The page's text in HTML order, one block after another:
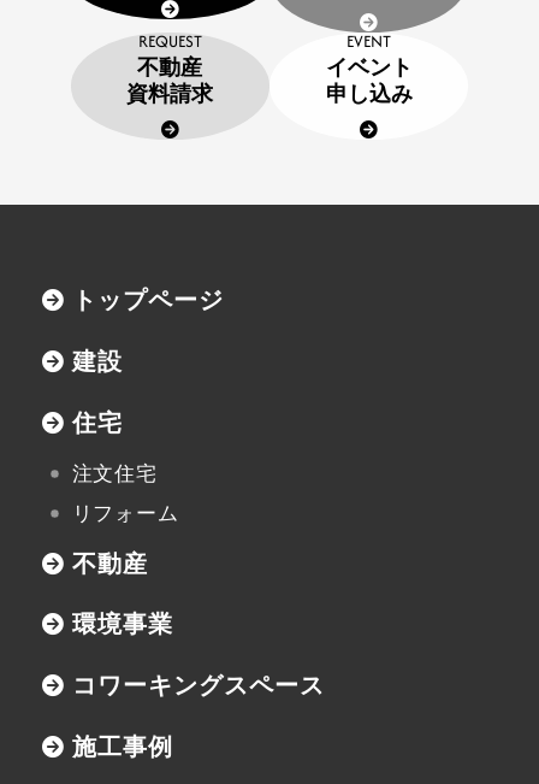
住宅資料請求
不動産資料請求
用語集
新潟県小千谷市三仏生2533番地
TEL:0258-82-0535
REQUEST
不動産
資料請求
EVENT
イベント
申し込み
トップページ
建設
住宅
注文住宅
リフォーム
不動産
環境事業
コワーキングスペース
施工事例